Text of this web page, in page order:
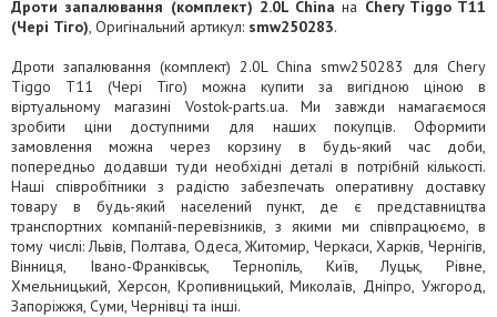
Дроти запалювання (комплект) 2.0L China на Chery Tiggo T11
(Чері Тіго), Оригінальний артикул: smw250283.
Дроти запалювання (комплект) 2.0L China smw250283 для Chery
Tiggo T11 (Чері Тіго) можна купити за вигідною ціною в
віртуальному магазині Vostok-parts.ua. Ми завжди намагаємося
зробити ціни доступними для наших покупців. Оформити
замовлення можна через корзину в будь-який час доби,
попередньо додавши туди необхідні деталі в потрібній кількості.
Наші співробітники з радістю забезпечать оперативну доставку
товару в будь-який населений пункт, де є представництва
транспортних компаній-перевізників, з якими ми співпрацюємо, в
тому числі: Львів, Полтава, Одеса, Житомир, Черкаси, Харків, Чернігів,
Вінниця, Івано-Франківськ, Тернопіль, Київ, Луцьк, Рівне,
Хмельницький, Херсон, Кропивницький, Миколаїв, Дніпро, Ужгород,
Запоріжжя, Суми, Чернівці та інші.